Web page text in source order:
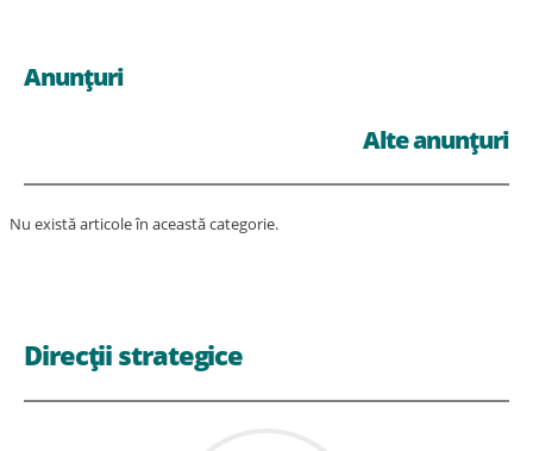
Anunțuri
Alte anunțuri
Nu există articole în această categorie.
Direcții strategice